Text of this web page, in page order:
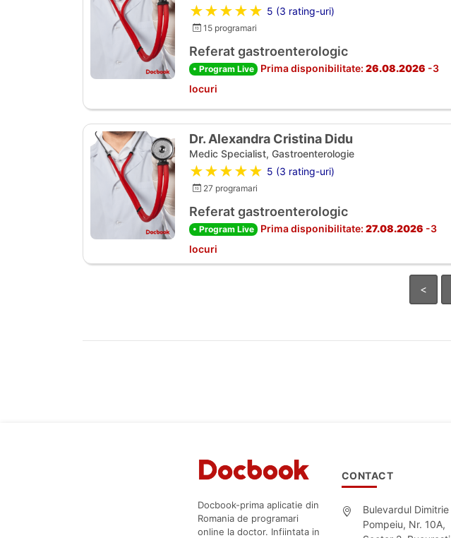
★★★★★ 5 (3 rating-uri)
15 programari
Referat gastroenterologic
• Program Live Prima disponibilitate: 26.08.2026 -3
locuri
Dr. Alexandra Cristina Didu
Medic Specialist, Gastroenterologie
★★★★★ 5 (3 rating-uri)
27 programari
Referat gastroenterologic
• Program Live Prima disponibilitate: 27.08.2026 -3
locuri
<
Docbook-prima aplicatie din
Romania de programari
online la doctor. Infiintata in
CONTACT
Bulevardul Dimitrie
Pompeiu, Nr. 10A,